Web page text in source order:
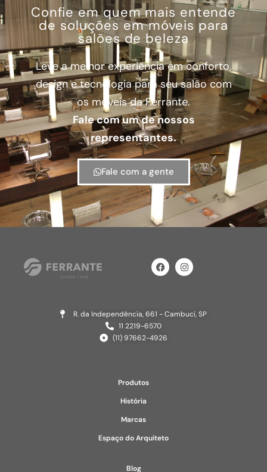
Confie em quem mais entende
de soluções em móveis para
salões de beleza
Leve a melhor experiência em conforto,
design e tecnologia para seu salão com
os móveis da Ferrante.
Fale com um de nossos
representantes.
Fale com a gente
R. da Independência, 661 - Cambuci, SP
11 2219-6570
(11) 97662-4926
Produtos
História
Marcas
Espaço do Arquiteto
Blog